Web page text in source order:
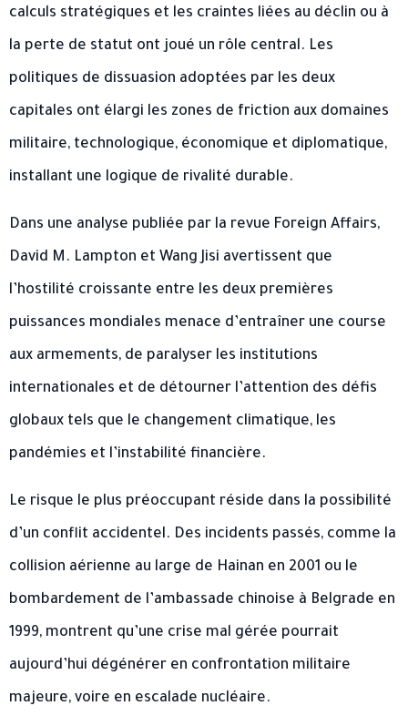
calculs stratégiques et les craintes liées au déclin ou à
la perte de statut ont joué un rôle central. Les
politiques de dissuasion adoptées par les deux
capitales ont élargi les zones de friction aux domaines
militaire, technologique, économique et diplomatique,
installant une logique de rivalité durable.
Dans une analyse publiée par la revue Foreign Affairs,
David M. Lampton et Wang Jisi avertissent que
l’hostilité croissante entre les deux premières
puissances mondiales menace d’entraîner une course
aux armements, de paralyser les institutions
internationales et de détourner l’attention des défis
globaux tels que le changement climatique, les
pandémies et l’instabilité financière.
Le risque le plus préoccupant réside dans la possibilité
d’un conflit accidentel. Des incidents passés, comme la
collision aérienne au large de Hainan en 2001 ou le
bombardement de l’ambassade chinoise à Belgrade en
1999, montrent qu’une crise mal gérée pourrait
aujourd’hui dégénérer en confrontation militaire
majeure, voire en escalade nucléaire.